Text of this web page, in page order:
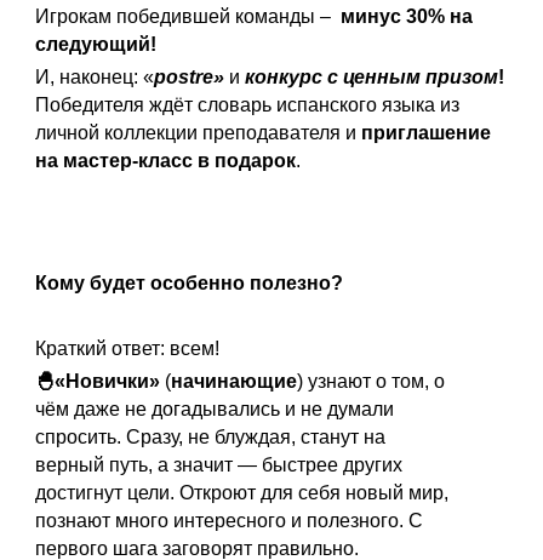
Игрокам победившей команды – минус 30% на
следующий!
И, наконец: «postre» иконкурс с ценным призом!
Победителя ждёт словарь испанского языка из
личной коллекции преподавателя и приглашение
на мастер-класс в подарок.
Кому будет особенно полезно?
Краткий ответ: всем!
🐣«Новички» (начинающие) узнают о том, о
чём даже не догадывались и не думали
спросить. Сразу, не блуждая, станут на
верный путь, а значит — быстрее других
достигнут цели. Откроют для себя новый мир,
познают много интересного и полезного. С
первого шага заговорят правильно.